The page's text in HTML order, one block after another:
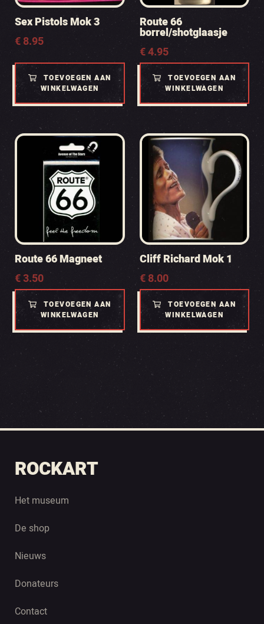
Sex Pistols Mok 3
€8.95
TOEVOEGEN AAN
WINKELWAGEN
Route 66
borrel/shotglaasje
€4.95
TOEVOEGEN AAN
WINKELWAGEN
Route 66 Magneet
€3.50
TOEVOEGEN AAN
WINKELWAGEN
Cliff Richard Mok 1
€8.00
TOEVOEGEN AAN
WINKELWAGEN
ROCKART
Het museum
De shop
Nieuws
Donateurs
Contact